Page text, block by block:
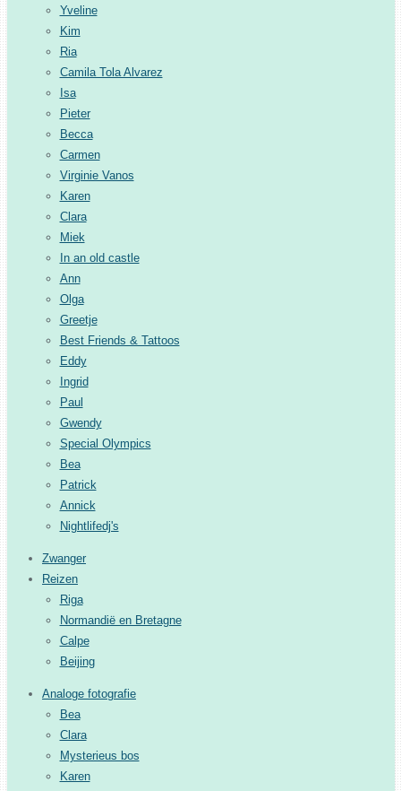
Yveline
Kim
Ria
Camila Tola Alvarez
Isa
Pieter
Becca
Carmen
Virginie Vanos
Karen
Clara
Miek
In an old castle
Ann
Olga
Greetje
Best Friends & Tattoos
Eddy
Ingrid
Paul
Gwendy
Special Olympics
Bea
Patrick
Annick
Nightlifedj's
Zwanger
Reizen
Riga
Normandië en Bretagne
Calpe
Beijing
Analoge fotografie
Bea
Clara
Mysterieus bos
Karen